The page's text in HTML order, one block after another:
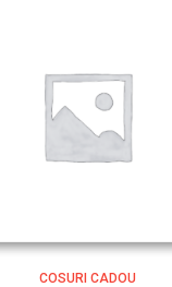
COSURI CADOU